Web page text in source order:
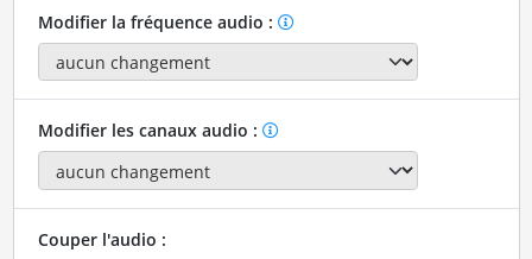
Modifier la fréquence audio :
Modifier les canaux audio :
Couper l'audio :